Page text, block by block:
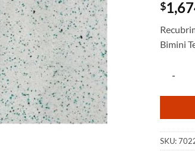
$
Bimini
-
SKU: